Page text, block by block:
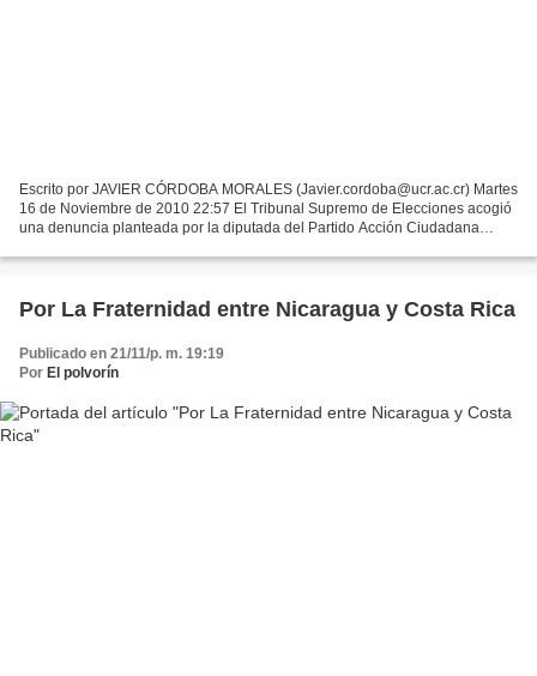
Escrito por JAVIER CÓRDOBA MORALES (Javier.cordoba@ucr.ac.cr) Martes
16 de Noviembre de 2010 22:57 El Tribunal Supremo de Elecciones acogió
una denuncia planteada por la diputada del Partido Acción Ciudadana
Por La Fraternidad entre Nicaragua y Costa Rica
Publicado en 21/11/p. m. 19:19
Por El polvorín